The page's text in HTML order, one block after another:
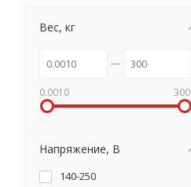
Вес, кг
0.0010 300
Напряжение, В
140-250